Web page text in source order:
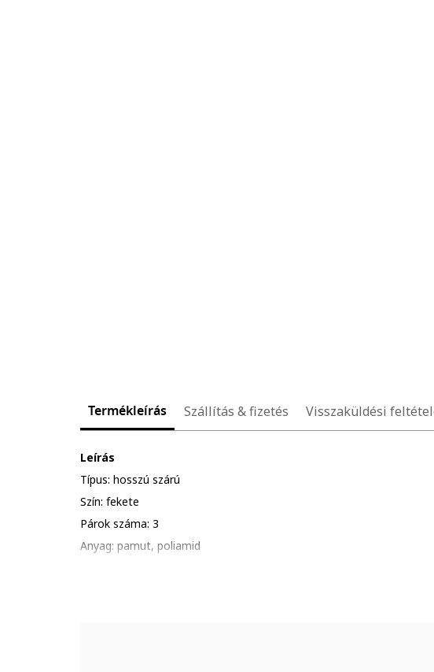
Termékleírás Szállítás & fizetés Visszaküldési
Leírás
Típus: hosszú szárú
Szín: fekete
Párok száma: 3
Anyag: pamut, poliamid